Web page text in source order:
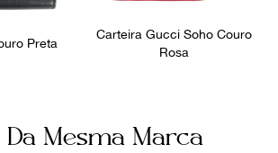
Preta
Carteira Gucci Soho Couro
Rosa
Da Mesma Marca